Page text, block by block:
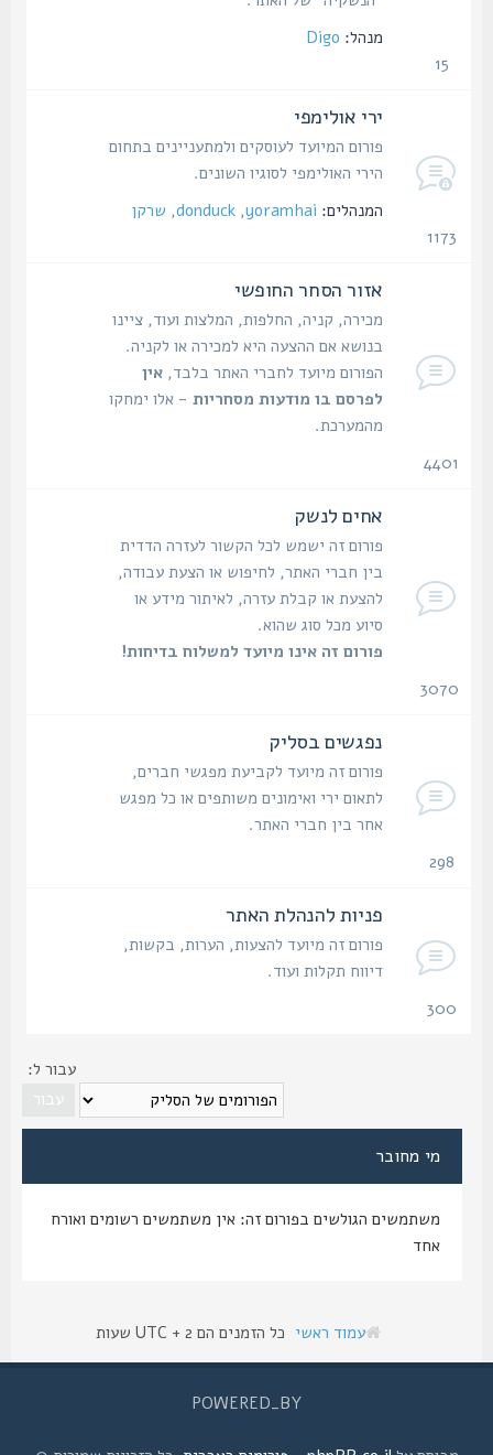
מנהל: Digo
ירי אולימפי
פורום המיועד לעוסקים ולמתעניינים בתחום
הירי האולימפי לסוגיו השונים.
המנהלים: yoramhai
,
donduck
,שרקן
אזור הסחר החופשי
מכירה, קניה, החלפות, המלצות ועוד, ציינו
בנושא אם ההצעה היא למכירה או לקניה.
הפורום מיועד לחברי האתר בלבד,אין
לפרסם בו מודעות מסחריות- אלו ימחקו
מהמערכת.
אחים לנשק
פורום זה ישמש לכל הקשור לעזרה הדדית
בין חברי האתר, לחיפוש או הצעת עבודה,
להצעת או קבלת עזרה, לאיתור מידע או
סיוע מכל סוג שהוא.
פורום זה אינו מיועד למשלוח בדיחות!
3070
נפגשים בסליק
פורום זה מיועד לקביעת מפגשי חברים,
לתאום ירי ואימונים משותפים או כל מפגש
אחר בין חברי האתר.
פניות להנהלת האתר
פורום זה מיועד להצעות, הערות, בקשות,
דיווח תקלות ועוד.
עבור ל:
מי מחובר
משתמשים הגולשים בפורום זה: אין משתמשים רשומים ואורח
עמוד ראשי כל הזמנים הם UTC + 2 שעות
POWERED_BY